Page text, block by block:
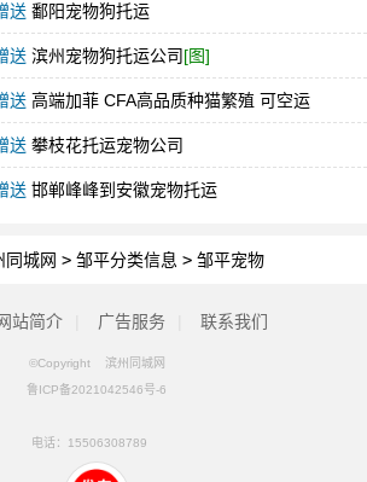
送 鄱阳宠物狗托运
送 滨州宠物狗托运公司[图]
送 高端加菲 CFA高品质种猫繁殖 可空运
送 攀枝花托运宠物公司
送 邯郸峰峰到安徽宠物托运
城网 > 邹平分类信息 > 邹平宠物
站简介 广告服务 联系我们
©Copyright 滨州同城网
鲁ICP备2021042546号-6
电话： 15506308789